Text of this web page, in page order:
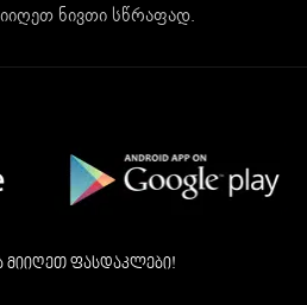
ნივთი სწრაფად.
მიიღეთ ფასდაკლები!